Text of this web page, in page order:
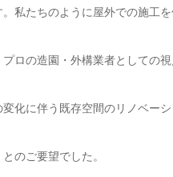
私たちのように屋外での施工
ロの造園・外構業者としての
化に伴う既存空間のリノベー
のご要望でした。